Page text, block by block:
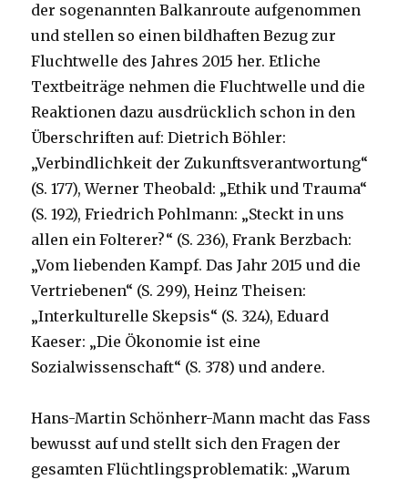
der sogenannten Balkanroute aufgenommen
und stellen so einen bildhaften Bezug zur
Fluchtwelle des Jahres 2015 her. Etliche
Textbeiträge nehmen die Fluchtwelle und die
Reaktionen dazu ausdrücklich schon in den
Überschriften auf: Dietrich Böhler:
„Verbindlichkeit der Zukunftsverantwortung“
(S. 177), Werner Theobald: „Ethik und Trauma“
(S. 192), Friedrich Pohlmann: „Steckt in uns
allen ein Folterer?“ (S. 236), Frank Berzbach:
„Vom liebenden Kampf. Das Jahr 2015 und die
Vertriebenen“ (S. 299), Heinz Theisen:
„Interkulturelle Skepsis“ (S. 324), Eduard
Kaeser: „Die Ökonomie ist eine
Sozialwissenschaft“ (S. 378) und andere.
Hans-Martin Schönherr-Mann macht das Fass
bewusst auf und stellt sich den Fragen der
gesamten Flüchtlingsproblematik: „Warum